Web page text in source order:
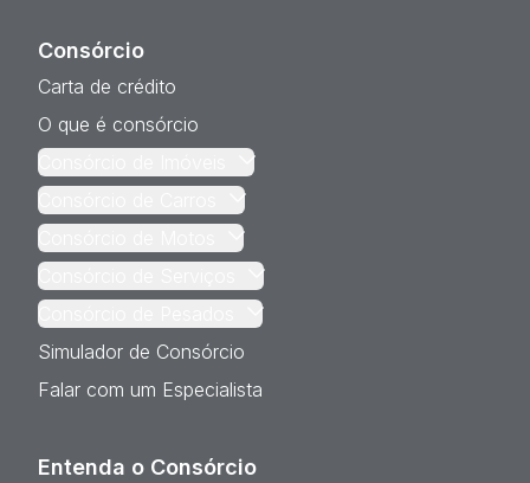
Consórcio
Carta de crédito
O que é consórcio
Consórcio de Imóveis
Consórcio de Carros
Consórcio de Motos
Consórcio de Serviços
Consórcio de Pesados
Simulador de Consórcio
Falar com um Especialista
Entenda o Consórcio